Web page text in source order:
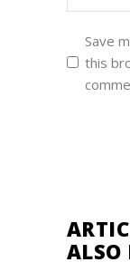
Save
this
ALSO